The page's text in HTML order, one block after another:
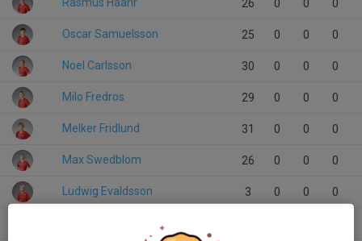
26 0 0 0
Oscar Samuelsson 25 0 0 0
Noel Carlsson 30 0 0 0
Milo Fredros 29 0 0 0
Melker Fridlund 31 0 0 0
Max Swedblom 26 0 0 0
Ludwig Evaldsson 3 0 0 0